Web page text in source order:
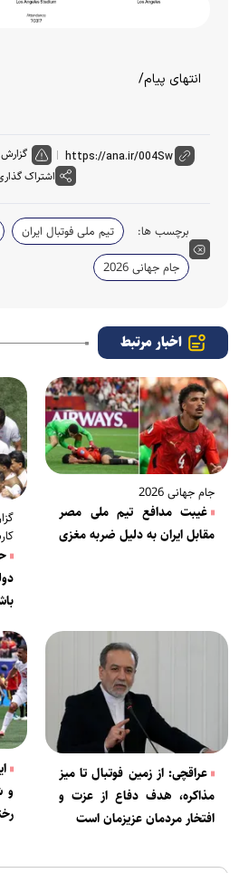
انتهای پیام/
اشتراک
برچسب ها: تیم ملی فوتبال ایران
جام جهانی 2026
اخبار مرتبط
جام جهانی 2026
غیبت مدافع تیم ملی مصر
مقابل ایران به دلیل ضربه مغزی
عراقچی: از زمین فوتبال تا میز
مذاکره، هدف دفاع از عزت و
افتخار مردمان عزیزمان است
و